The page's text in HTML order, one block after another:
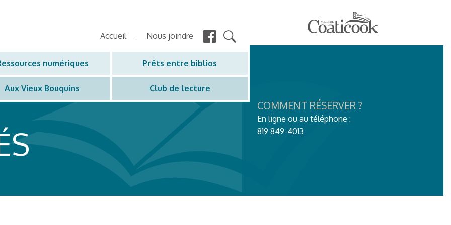
Accueil Nous joindre
numériques Prêts entre biblios
Aux Vieux Bouquins Club de lecture
COMMENT RÉSERVER ?
En ligne ou au téléphone :
819 849-4013